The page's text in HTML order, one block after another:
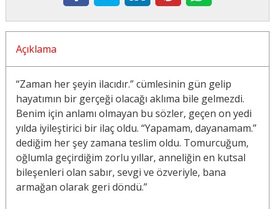
Açıklama
“Zaman her şeyin ilacıdır.” cümlesinin gün gelip
hayatımın bir gerçeği olacağı aklıma bile gelmezdi.
Benim için anlamı olmayan bu sözler, geçen on yedi
yılda iyileştirici bir ilaç oldu. “Yapamam, dayanamam.”
dediğim her şey zamana teslim oldu. Tomurcuğum,
oğlumla geçirdiğim zorlu yıllar, anneliğin en kutsal
bileşenleri olan sabır, sevgi ve özveriyle, bana
armağan olarak geri döndü.”